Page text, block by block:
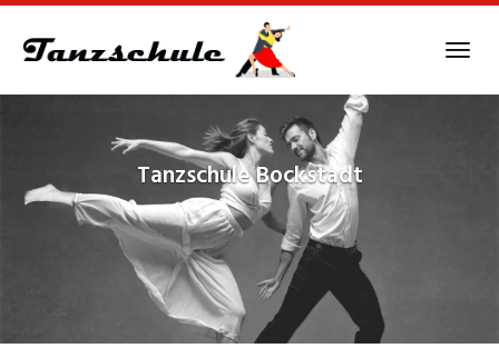
TanzschuleBockstadt